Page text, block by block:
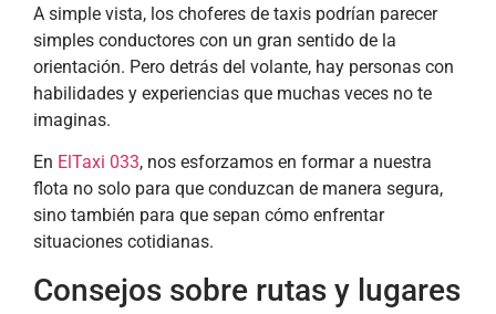
A simple vista, los choferes de taxis podrían parecer
simples conductores con un gran sentido de la
orientación. Pero detrás del volante, hay personas con
habilidades y experiencias que muchas veces no te
imaginas.
En ElTaxi 033, nos esforzamos en formar a nuestra
flota no solo para que conduzcan de manera segura,
sino también para que sepan cómo enfrentar
situaciones cotidianas.
Consejos sobre rutas y lugares